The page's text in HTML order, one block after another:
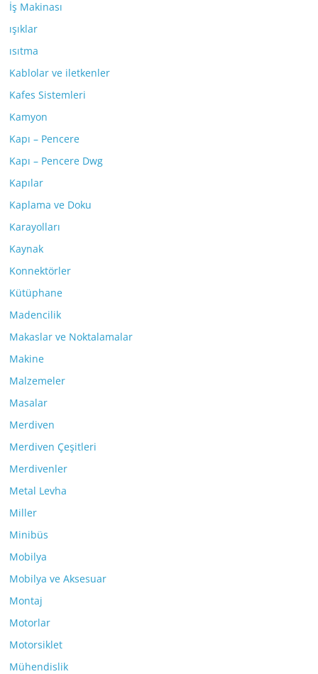
İş Makinası
ışıklar
ısıtma
Kablolar ve iletkenler
Kafes Sistemleri
Kamyon
Kapı – Pencere
Kapı – Pencere Dwg
Kapılar
Kaplama ve Doku
Karayolları
Kaynak
Konnektörler
Kütüphane
Madencilik
Makaslar ve Noktalamalar
Makine
Malzemeler
Masalar
Merdiven
Merdiven Çeşitleri
Merdivenler
Metal Levha
Miller
Minibüs
Mobilya
Mobilya ve Aksesuar
Montaj
Motorlar
Motorsiklet
Mühendislik